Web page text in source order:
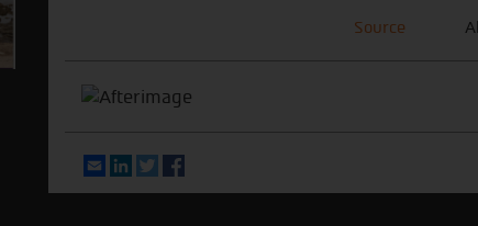
Source
EmailLinkedIn
Twitter